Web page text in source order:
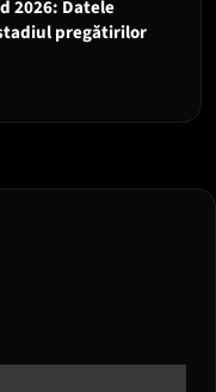
2026: Datele
pregătirilor